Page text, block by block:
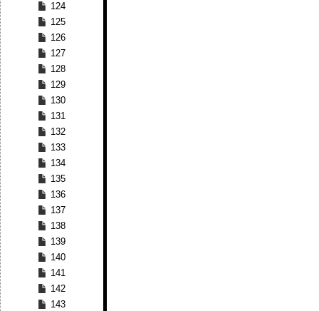
124
125
126
127
128
129
130
131
132
133
134
135
136
137
138
139
140
141
142
143